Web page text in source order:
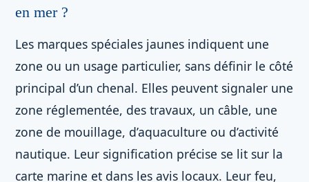
en mer ?
Les marques spéciales jaunes indiquent une
zone ou un usage particulier, sans définir le côté
principal d’un chenal. Elles peuvent signaler une
zone réglementée, des travaux, un câble, une
zone de mouillage, d’aquaculture ou d’activité
nautique. Leur signification précise se lit sur la
carte marine et dans les avis locaux. Leur feu,